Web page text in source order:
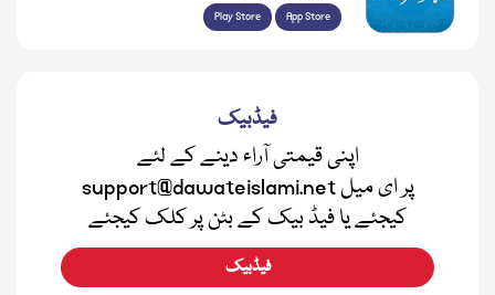
Play Store App Store
فیڈبیک
اپنی قیمتی آراء دینے کے لئے
support@dawateislami.net پر ای میل
کیجئے یا فیڈ بیک کے بٹن پر کلک کیجئے
فیڈبیک